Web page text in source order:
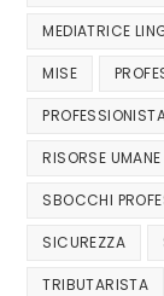
MEDIATRICE
MISE
RISORSE UMANE
SBOCCHI
SICUREZZA
TRIBUTARISTA